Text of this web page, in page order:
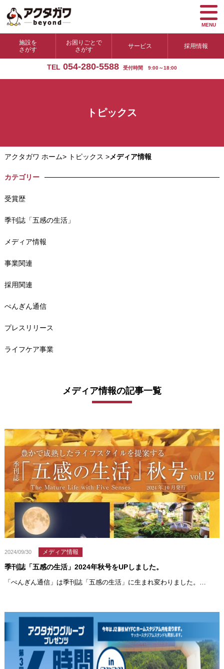
施設を
さがす
お困りごとで
さがす
サービス 採用情報
TEL 054-280-5588 受付時間 9:00～18:00
MENU
トピックス
アクタガワ ホーム> トピックス >メディア情報
カテゴリー
受賞歴
季刊誌「五感の生活」
メディア情報
事業関連
採用関連
ぺんぎん通信
プレスリリース
ライフケア事業
メディア情報の記事一覧
2024/09/30 メディア情報
季刊誌「五感の生活」2024年秋号をUPしました。
「ぺんぎん通信」は季刊誌「五感の生活」に生まれ変わりました。…